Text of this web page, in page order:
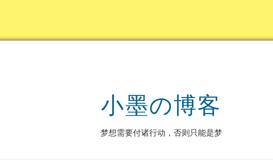
小墨の博客
梦想需要付诸行动，否则只能是梦